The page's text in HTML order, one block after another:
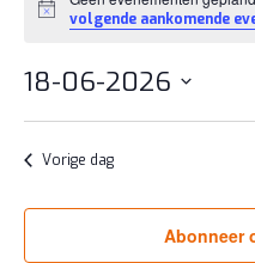
IN
18
JUNI
2026
Berichtvolgende aankomende
18-06-2026
Selecteer
eenVorige dag
Abonneer